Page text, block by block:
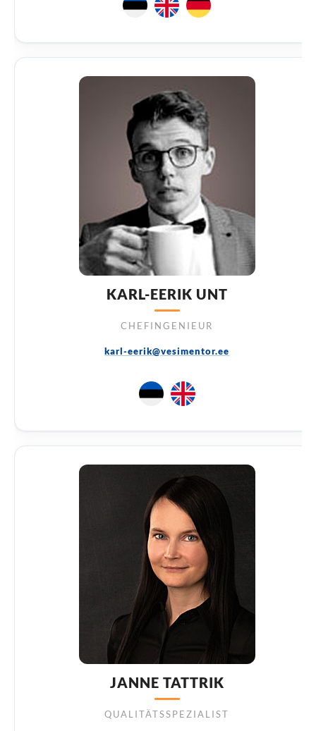
KARL-EERIK UNT
CHEFINGENIEUR
karl-eerik@vesimentor.ee
JANNE TATTRIK
QUALITÄTSSPEZIALIST